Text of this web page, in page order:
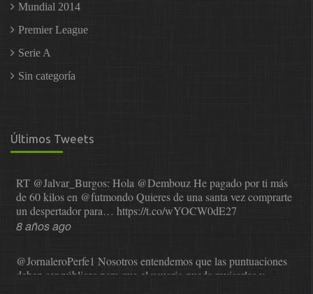
Mundial 2014
Premier League
Serie A
Sin categoría
Últimos Tweets
RT @Jalvar_Burgos: Hola @DembouzHe pagado por ti más
de 60 kilos en @futmondoQuieres de una santa vez comprarte
un despertador para… https://t.co/wYOCW0dE27
8 años ago
@JornaleroPerfe1 Nosotros entendemos que las puntuaciones
deben ser públicas para que el usuario pueda revisarlas y…